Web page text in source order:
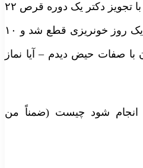
تا ده روز پیش حیض بودم و با تجویز دکتر یک دوره قرص ۲۲
روزه شروع کردم و بعد از یک روز خونریزی قطع شد و ۱۰
صفات حیض دیدم – آیا نماز
شود چیست (ضمناً من